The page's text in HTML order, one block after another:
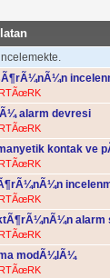
alarm devresi
kontak ve
alarm
modÃ¼lÃ¼